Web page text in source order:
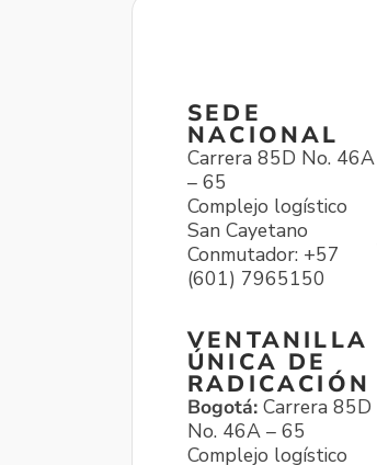
SEDE
NACIONAL
Carrera 85D No. 46A
– 65
Complejo logístico
San Cayetano
Conmutador: +57
(601) 7965150
VENTANILLA
ÚNICA DE
RADICACIÓN
Bogotá: Carrera 85D
No. 46A – 65
Complejo logístico